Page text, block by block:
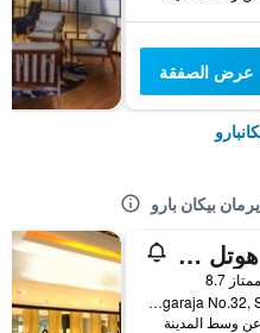
عرض الصفقة
بيكان بارو
سيتيتل هوتل بيكانبارو
ممتاز 8.7
Jl. Sisingamangaraja No.32, Sumahilang, بيكانبارو, إندونيسيا